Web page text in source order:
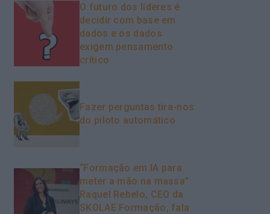
O futuro dos líderes é
decidir com base em
dados e os dados
exigem pensamento
crítico
Fazer perguntas tira-nos
do piloto automático
“Formação em IA para
meter a mão na massa”
Raquel Rebelo, CEO da
SKOLAE Formação, fala